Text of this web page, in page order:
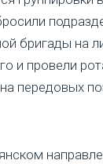
бригады на
и провели
передовых